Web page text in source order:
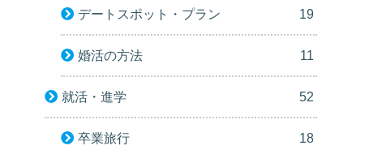
デートスポット・プラン 19
婚活の方法 11
就活・進学 52
卒業旅行 18